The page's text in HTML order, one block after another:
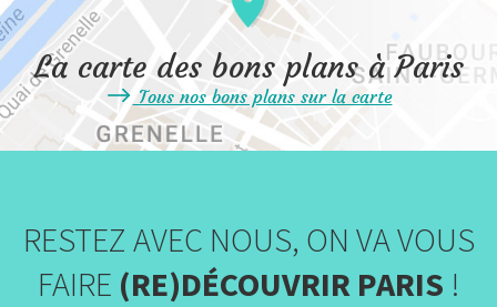
La carte des bons plans à Paris
Tous nos bons plans sur la carte
RESTEZ AVEC NOUS, ON VA VOUS
FAIRE (RE)DÉCOUVRIR PARIS !